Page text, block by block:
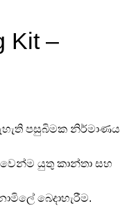
Kit –
පසුබිමක නිර්මාණය
යුතු කාන්තා සහ
බෙදාහැරීම.